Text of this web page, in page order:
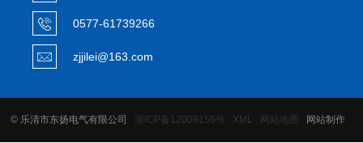
0577-61739266
zjjilei@163.com
© 乐清市东扬电气有限公司 浙ICP备12009156号 XML 网站地图 网站制作